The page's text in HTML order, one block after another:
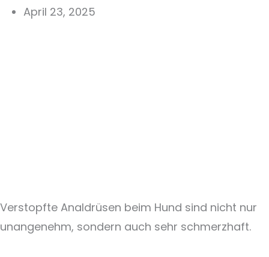
April 23, 2025
Verstopfte Analdrüsen beim Hund sind nicht nur
unangenehm, sondern auch sehr schmerzhaft.